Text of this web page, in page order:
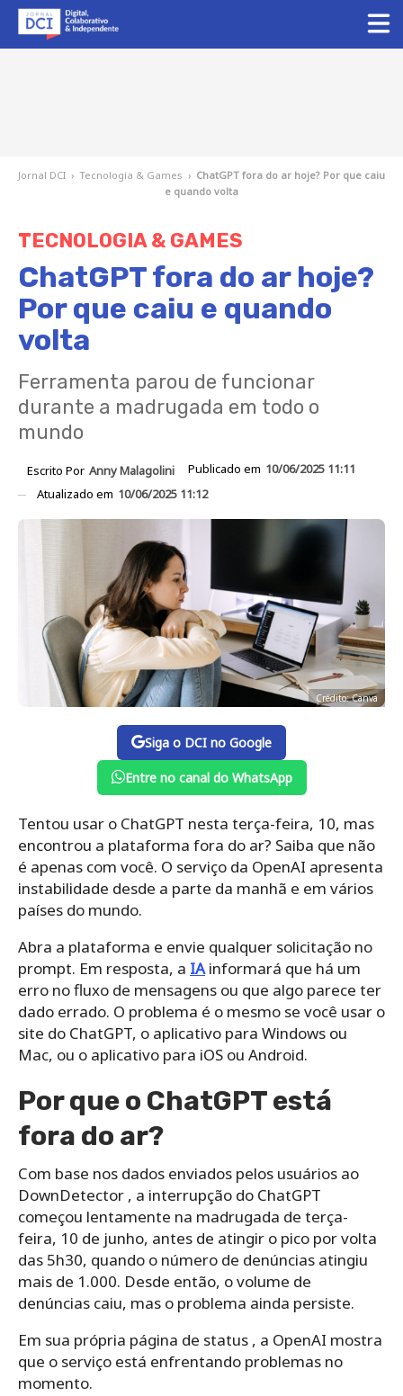
Jornal DCI › Tecnologia & Games › ChatGPT fora do ar hoje? Por que caiu
e quando volta
TECNOLOGIA & GAMES
ChatGPT fora do ar hoje?
Por que caiu e quando
volta
Ferramenta parou de funcionar
durante a madrugada em todo o
mundo
Escrito Por Anny Malagolini Publicado em 10/06/2025 11:11
Atualizado em 10/06/2025 11:12
Crédito: Canva
Siga o DCI no Google
Entre no canal do WhatsApp
Tentou usar o ChatGPT nesta terça-feira, 10, mas
encontrou a plataforma fora do ar? Saiba que não
é apenas com você. O serviço da OpenAI apresenta
instabilidade desde a parte da manhã e em vários
países do mundo.
Abra a plataforma e envie qualquer solicitação no
prompt. Em resposta, a IAinformará que há um
erro no fluxo de mensagens ou que algo parece ter
dado errado. O problema é o mesmo se você usar o
site do ChatGPT, o aplicativo para Windows ou
Mac, ou o aplicativo para iOS ou Android.
Por que o ChatGPT está
fora do ar?
Com base nos dados enviados pelos usuários ao
DownDetector , a interrupção do ChatGPT
começou lentamente na madrugada de terça-
feira, 10 de junho, antes de atingir o pico por volta
das 5h30, quando o número de denúncias atingiu
mais de 1.000. Desde então, o volume de
denúncias caiu, mas o problema ainda persiste.
Em sua própria página de status , a OpenAI mostra
que o serviço está enfrentando problemas no
momento.